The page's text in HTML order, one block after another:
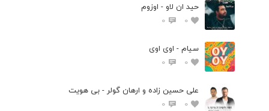
حید ان لاو - اوزوم
0
0
سیام - اوی اوی
0
0
علی حسین زاده و ارهان گولر - بی هویت
0
0